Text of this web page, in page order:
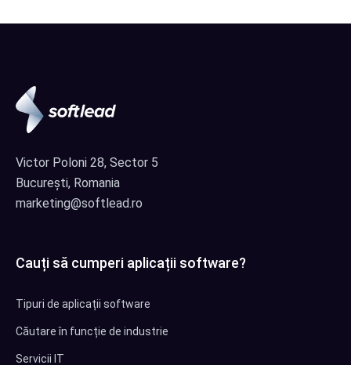
Victor Poloni 28, Sector 5
București, Romania
marketing@softlead.ro
Cauți să cumperi aplicații software?
Tipuri de aplicații software
Căutare în funcție de industrie
Servicii IT